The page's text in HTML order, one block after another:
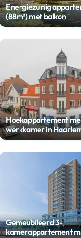
Energiezuinig
(88m²) met balkon
Hoekappartement
werkkamer in
Gemeubileerd 3-
kamerappartement